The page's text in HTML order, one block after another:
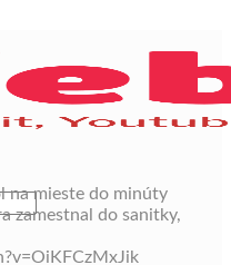
na mieste do minúty
zamestnal do sanitky,